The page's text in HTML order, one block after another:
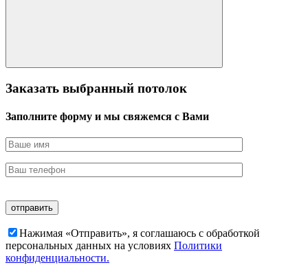
Заказать выбранный потолок
Заполните форму и мы свяжемся с Вами
Нажимая «Отправить», я соглашаюсь c обработкой
персональных данных на условиях Политики
конфиденциальности.